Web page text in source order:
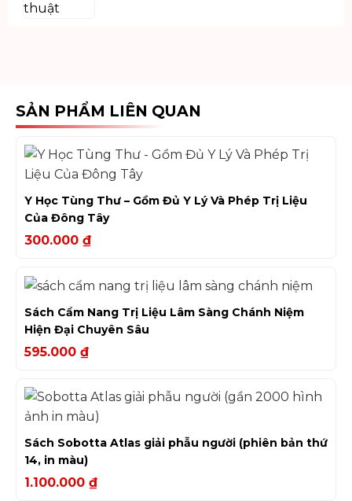
SẢN PHẨM LIÊN QUAN
Y Học Tùng Thư – Gồm Đủ Y Lý Và Phép Trị Liệu
Của Đông Tây
300.000 ₫
Sách Cẩm Nang Trị Liệu Lâm Sàng Chánh Niệm
Hiện Đại Chuyên Sâu
595.000 ₫
Sách Sobotta Atlas giải phẫu người (phiên bản thứ
14, in màu)
1.100.000 ₫